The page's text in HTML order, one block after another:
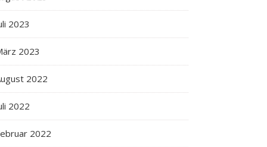
2023
2023
2022
2022
2022